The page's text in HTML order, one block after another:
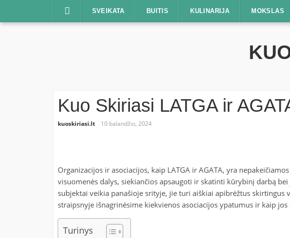
SVEIKATA BUITIS KULINARIJA MOKSLAS
Kuo Skiriasi LATGA ir
kuoskiriasi.lt 10 balandžio, 2024
Organizacijos ir asociacijos, kaip LATGA ir AGATA, yra
visuomenės dalys, siekiančios apsaugoti ir skatinti kūrybinį darbą
subjektai veikia panašioje srityje, jie turi aiškiai apibrėžtus skirtingus
straipsnyje išnagrinėsime kiekvienos asociacijos ypatumus ir kaip
Turinys